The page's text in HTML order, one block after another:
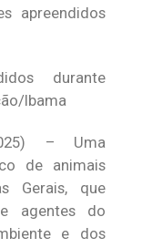
durante
Ibama
– Uma
de animais
Gerais, que
agentes do
e dos